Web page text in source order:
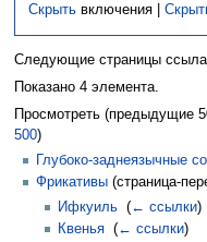
Скрыть включения |
Следующие страницы
Показано 4 элемента.
Просмотреть (предыдущие
500)
Глубоко-заднеязычные
Фрикативы (страница-
Ифкуиль ‎(← ссылки)
Квенья ‎(← ссылки)